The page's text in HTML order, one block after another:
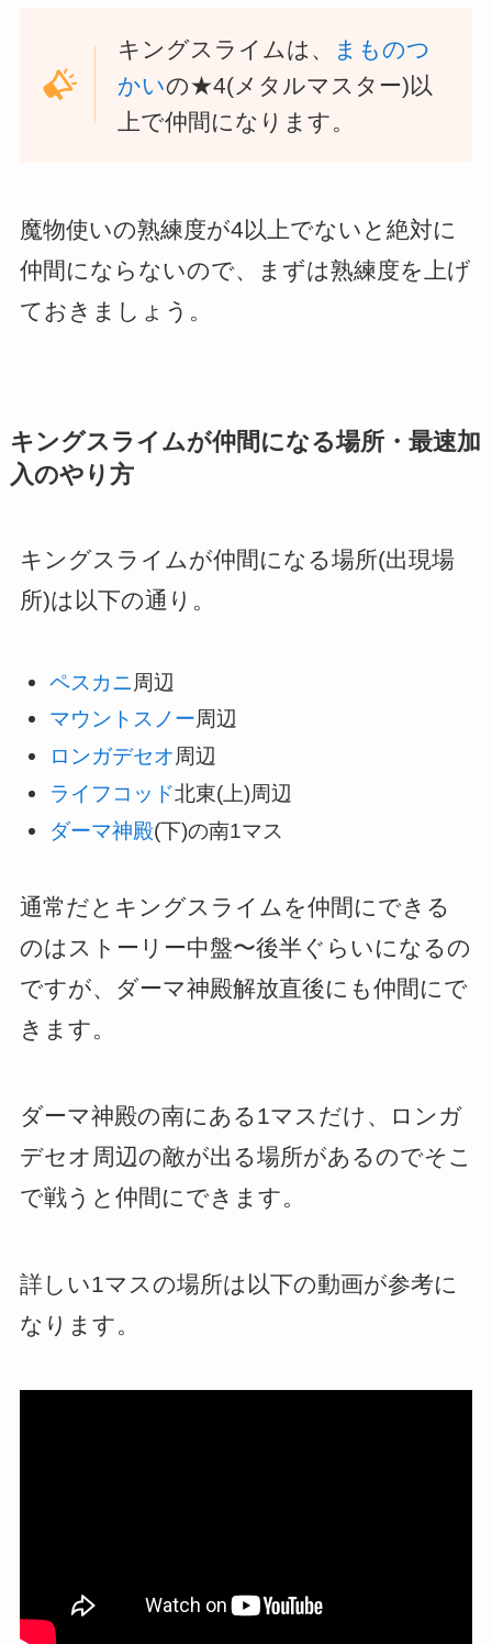
キングスライムは、
まものつ
かいの★4(メタルマスター)以
上で仲間になります。
魔物使いの熟練度が4以上でないと絶対に
仲間にならないので、まずは熟練度を上げ
ておきましょう。
キングスライムが仲間になる場所・最速加
入のやり方
キングスライムが仲間になる場所(出現場
所)は以下の通り。
ペスカニ周辺
マウントスノー周辺
ロンガデセオ周辺
ライフコッド北東(上)周辺
ダーマ神殿(下)の南1マス
通常だとキングスライムを仲間にできる
のはストーリー中盤〜後半ぐらいになるの
ですが、ダーマ神殿解放直後にも仲間にで
きます。
ダーマ神殿の南にある1マスだけ、ロンガ
デセオ周辺の敵が出る場所があるのでそこ
で戦うと仲間にできます。
詳しい1マスの場所は以下の動画が参考に
なります。